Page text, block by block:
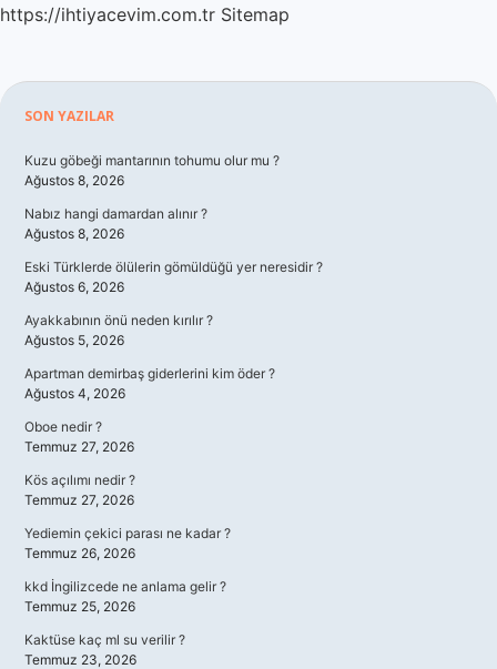
https://ihtiyacevim.com.tr Sitemap
Sidebar
SON YAZILAR
Kuzu göbeği mantarının tohumu olur mu ?
Ağustos 8, 2026
Nabız hangi damardan alınır ?
Ağustos 8, 2026
Eski Türklerde ölülerin gömüldüğü yer neresidir ?
Ağustos 6, 2026
Ayakkabının önü neden kırılır ?
Ağustos 5, 2026
Apartman demirbaş giderlerini kim öder ?
Ağustos 4, 2026
Oboe nedir ?
Temmuz 27, 2026
Kös açılımı nedir ?
Temmuz 27, 2026
Yediemin çekici parası ne kadar ?
Temmuz 26, 2026
kkd İngilizcede ne anlama gelir ?
Temmuz 25, 2026
Kaktüse kaç ml su verilir ?
Temmuz 23, 2026